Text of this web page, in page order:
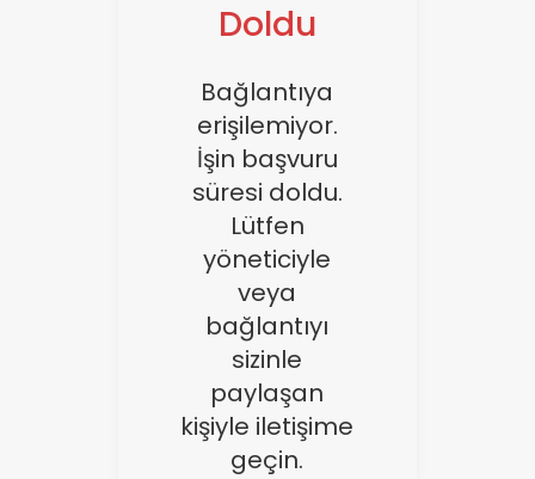
Doldu
Bağlantıya
erişilemiyor.
İşin başvuru
süresi doldu.
Lütfen
yöneticiyle
veya
bağlantıyı
sizinle
paylaşan
kişiyle iletişime
geçin.